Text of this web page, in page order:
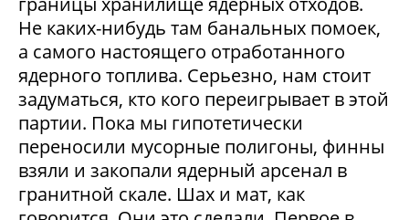
Не каких-нибудь там банальных помоек,
а самого настоящего отработанного
ядерного топлива. Серьезно, нам стоит
задуматься, кто кого переигрывает в этой
партии. Пока мы гипотетически
переносили мусорные полигоны, финны
взяли и закопали ядерный арсенал в
гранитной скале. Шах и мат, как